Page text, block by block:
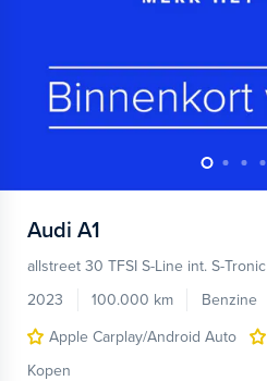
Audi A1
allstreet 30 TFSI S-Line int. S-Tronic
2023
100.000 km Benzine
Apple Carplay/Android Auto
Kopen